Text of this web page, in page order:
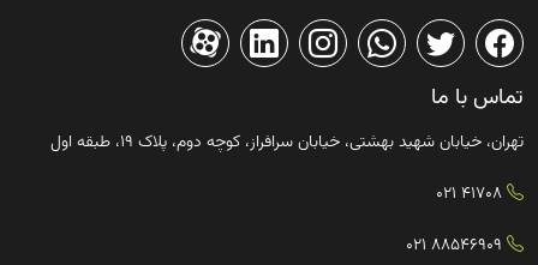
تماس با ما
تهران، خیابان شهید بهشتی، خیابان سرافراز، کوچه دوم، پلاک ۱۹، طبقه اول
41708 021
88546909 021